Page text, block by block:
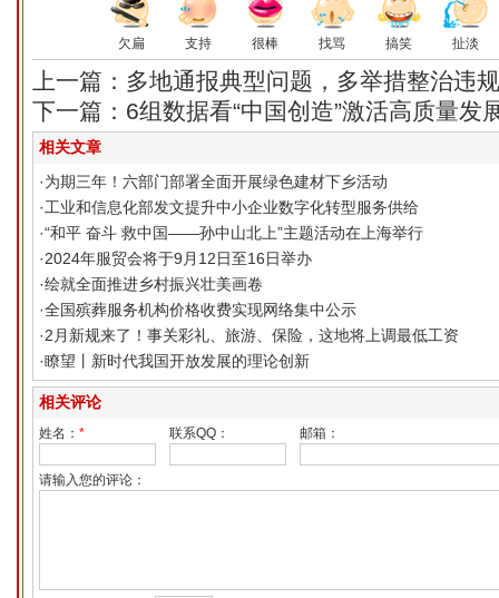
欠扁 支持 很棒 找骂 搞笑 扯淡
上一篇：多地通报典型问题，多举措整治违
下一篇：6组数据看“中国创造”激活高质量发
相关文章
·为期三年！六部门部署全面开展绿色建材下乡活动
·工业和信息化部发文提升中小企业数字化转型服务供给
·“和平 奋斗 救中国——孙中山北上”主题活动在上海举行
·2024年服贸会将于9月12日至16日举办
·绘就全面推进乡村振兴壮美画卷
·全国殡葬服务机构价格收费实现网络集中公示
·2月新规来了！事关彩礼、旅游、保险，这地将上调最低工资
·瞭望丨新时代我国开放发展的理论创新
相关评论
姓名： * 联系QQ： 邮箱：
请输入您的评论：